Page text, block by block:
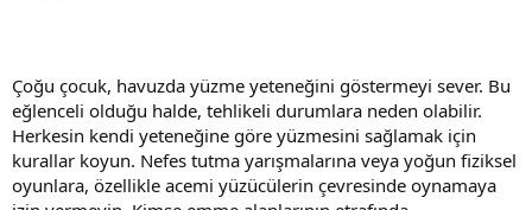
Çoğu çocuk, havuzda yüzme yeteneğini göstermeyi sever. Bu
eğlenceli olduğu halde, tehlikeli durumlara neden olabilir.
Herkesin kendi yeteneğine göre yüzmesini sağlamak için
kurallar koyun. Nefes tutma yarışmalarına veya yoğun fiziksel
oyunlara, özellikle acemi yüzücülerin çevresinde oynamaya